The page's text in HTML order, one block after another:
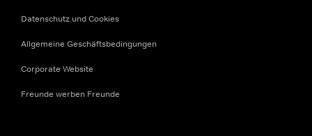
Datenschutz und Cookies
Allgemeine Geschäftsbedingungen
Corporate Website
Freunde werben Freunde